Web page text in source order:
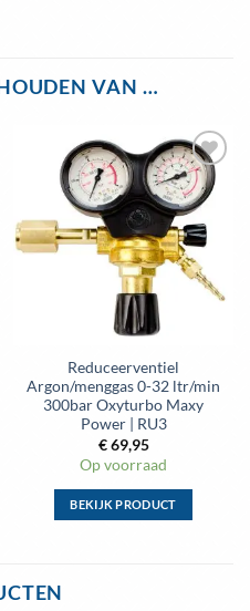
VAN …
Toevoegen
aan
wenslijst
Reduceerventiel
Argon/menggas 0-32 ltr/min
300bar Oxyturbo Maxy
Power | RU3
€69,95
Op voorraad
BEKIJK PRODUCT